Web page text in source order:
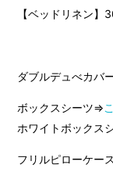
【ベッドリネン】
ダブルデュべカバ
ボックスシーツ⇒
ホワイトボックス
フリルピローケー